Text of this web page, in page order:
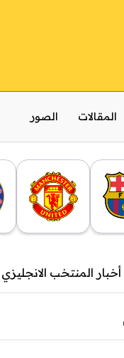
المقالات الصور
أخبار المنتخب الانجليزي